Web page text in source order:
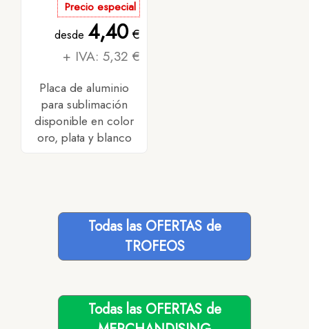
Precio especial
desde 4,40€
+ IVA: 5,32 €
Placa de aluminio
para sublimación
disponible en color
oro, plata y blanco
Todas las OFERTAS de
TROFEOS
Todas las OFERTAS de